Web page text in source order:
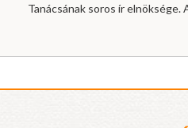
Tanácsának soros ír elnöksége.